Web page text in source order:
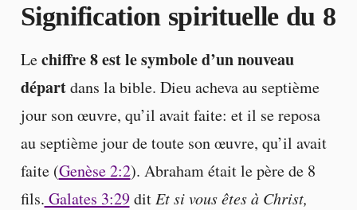
Signification spirituelle du 8
Lechiffre 8 est le symbole d’un nouveau
départdans la bible. Dieu acheva au septième
jour son œuvre, qu’il avait faite: et il se reposa
au septième jour de toute son œuvre, qu’il avait
faite (Genèse 2:2). Abraham était le père de 8
fils. Galates 3:29dit Et si vous êtes à Christ,